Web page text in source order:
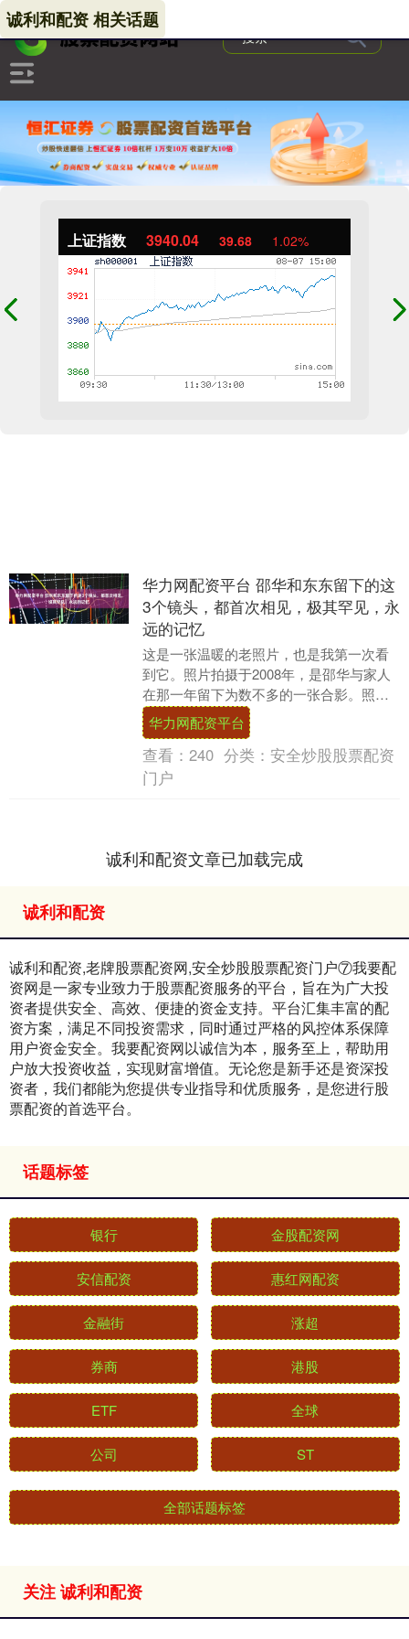
上证指数 3940.04 39.68 1.02%
诚利和配资 相关话题
华力网配资平台 邵华和东东留下的这
3个镜头，都首次相见，极其罕见，永
远的记忆
这是一张温暖的老照片，也是我第一次看
到它。照片拍摄于2008年，是邵华与家人
在那一年留下为数不多的一张合影。照片
中，东东一手搭在奶奶的肩膀上，另一只
手搭在爸爸的....
华力网配资平台
查看： 240 分类： 安全炒股股票配资
门户
诚利和配资文章已加载完成
诚利和配资
诚利和配资,老牌股票配资网,安全炒股股票配资门户⑦我要配
资网是一家专业致力于股票配资服务的平台，旨在为广大投
资者提供安全、高效、便捷的资金支持。平台汇集丰富的配
资方案，满足不同投资需求，同时通过严格的风控体系保障
用户资金安全。我要配资网以诚信为本，服务至上，帮助用
户放大投资收益，实现财富增值。无论您是新手还是资深投
资者，我们都能为您提供专业指导和优质服务，是您进行股
票配资的首选平台。
话题标签
银行 金股配资网
安信配资 惠红网配资
金融街 涨超
券商 港股
ETF 全球
公司 ST
全部话题标签
关注 诚利和配资